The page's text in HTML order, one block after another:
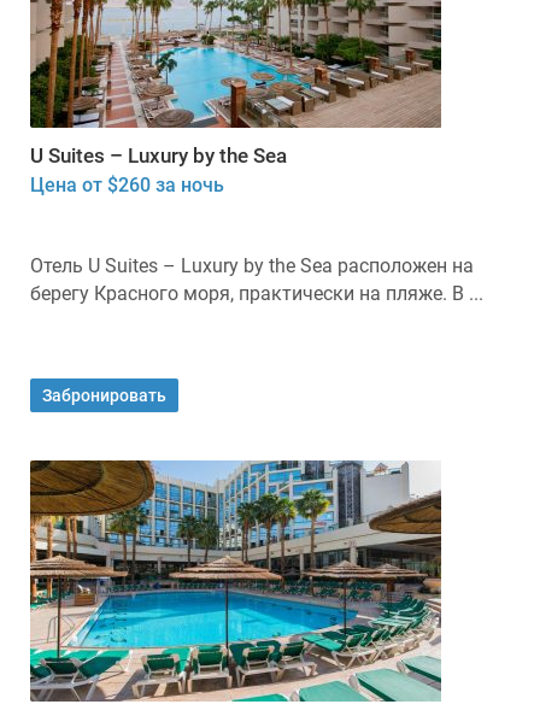
U Suites – Luxury by the Sea
Цена от $260 за ночь
Отель U Suites – Luxury by the Sea расположен на
берегу Красного моря, практически на пляже. В ...
Забронировать